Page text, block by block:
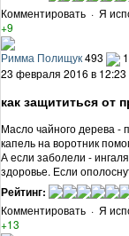
Комментировать · Я
+9
Римма Полищук493
23 февраля 2016 в 12:23
как защититься от
Масло чайного дерева -
капель на воротник
А если заболели -
здоровье. Если
Рейтинг:
Комментировать · Я
+13